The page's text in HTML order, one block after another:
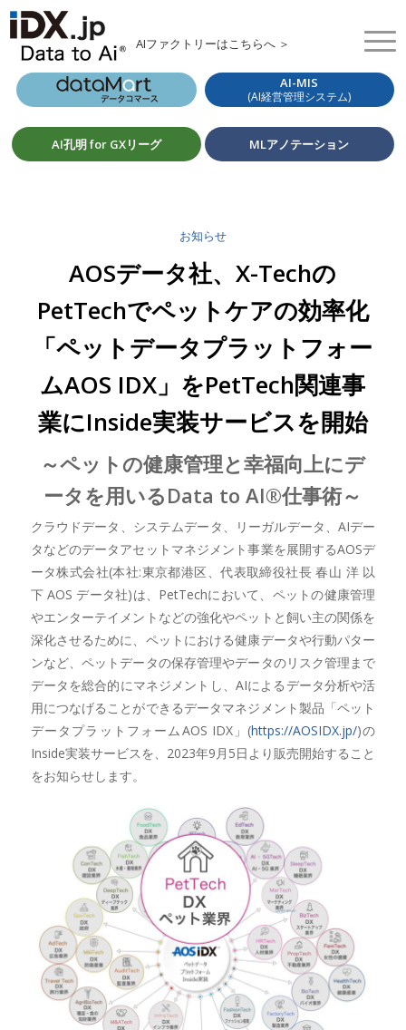
AIファクトリーはこちらへ ＞
AI-MIS
(AI経営管理システム)
AI孔明 for GXリーグ MLアノテーション
お知らせ
AOSデータ社、X-Techの
PetTechでペットケアの効率化
「ペットデータプラットフォー
ムAOS IDX」をPetTech関連事
業にInside実装サービスを開始
～ペットの健康管理と幸福向上にデ
ータを用いるData to AI®仕事術～
クラウドデータ、システムデータ、リーガルデータ、AIデー
タなどのデータアセットマネジメント事業を展開するAOSデ
ータ株式会社(本社:東京都港区、代表取締役社長 春山 洋 以
下 AOS データ社)は、PetTechにおいて、ペットの健康管理
やエンターテイメントなどの強化やペットと飼い主の関係を
深化させるために、ペットにおける健康データや行動パター
ンなど、ペットデータの保存管理やデータのリスク管理まで
データを総合的にマネジメントし、AIによるデータ分析や活
用につなげることができるデータマネジメント製品「ペット
データプラットフォームAOS IDX」(https://AOSIDX.jp/)の
Inside実装サービスを、2023年9月5日より販売開始すること
をお知らせします。